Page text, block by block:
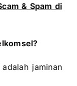
& Spam di
jaminan